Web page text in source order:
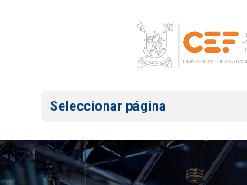
Seleccionar página